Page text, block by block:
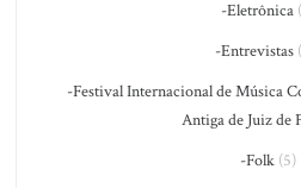
-Eletrônica
-Entrevistas
-Festival Internacional de Música
Antiga de Juiz de
-Folk(5)